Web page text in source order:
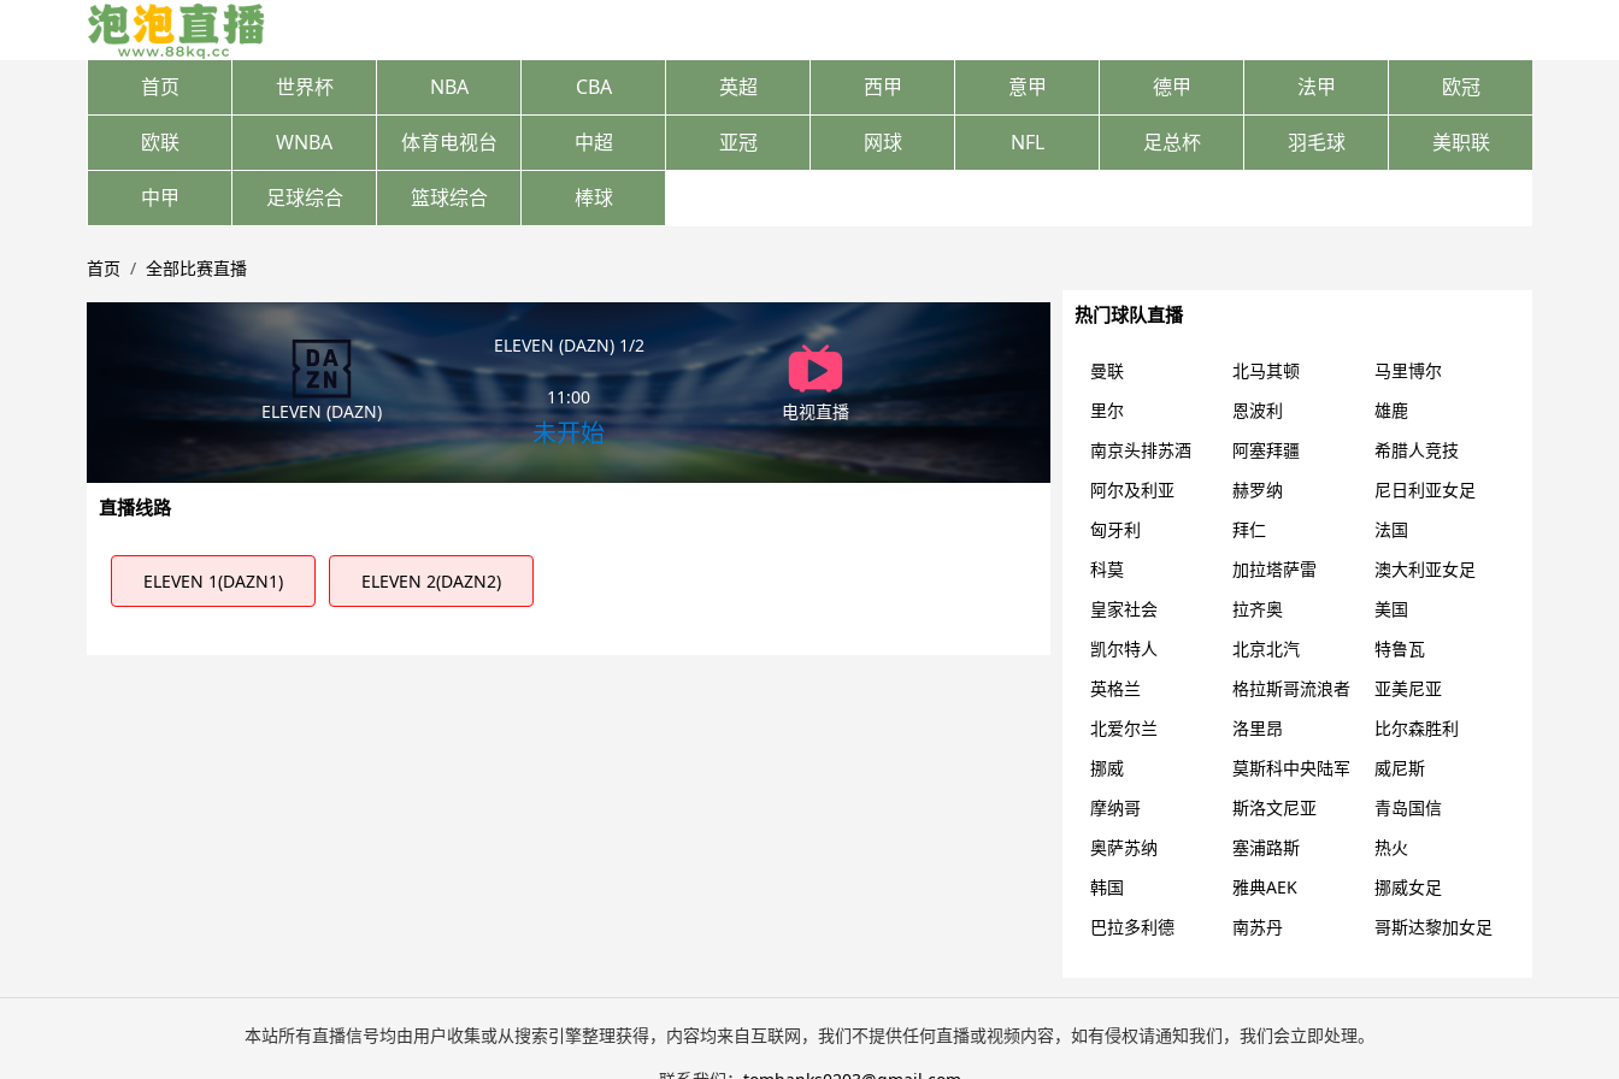
首页 世界杯 NBA CBA 英超 西甲 意甲 德甲 法甲 欧冠
欧联 WNBA 体育电视台 中超 亚冠 网球 NFL 足总杯 羽毛球 美职联
中甲 足球综合 篮球综合 棒球
首页 全部比赛直播
ELEVEN (DAZN)
ELEVEN (DAZN) 1/2
11:00
未开始
电视直播
直播线路
ELEVEN 1(DAZN1) ELEVEN 2(DAZN2)
热门球队直播
曼联 北马其顿
马里博尔
里尔
恩波利
雄鹿
南京头排苏酒
阿塞拜疆
希腊人竞技
阿尔及利亚
赫罗纳
尼日利亚女足
匈牙利
拜仁
法国
科莫
加拉塔萨雷
澳大利亚女足
皇家社会
拉齐奥
美国
凯尔特人
北京北汽
特鲁瓦
英格兰
格拉斯哥流浪者
亚美尼亚
北爱尔兰
洛里昂
比尔森胜利
挪威
莫斯科中央陆军
威尼斯
摩纳哥
斯洛文尼亚
青岛国信
奥萨苏纳
塞浦路斯
热火
韩国
雅典AEK
挪威女足
巴拉多利德
南苏丹 哥斯达黎加女足
本站所有直播信号均由用户收集或从搜索引擎整理获得，内容均来自互联网，我们不提供任何直播或视频内容，如有侵权请通知我们，我们会立即处理。